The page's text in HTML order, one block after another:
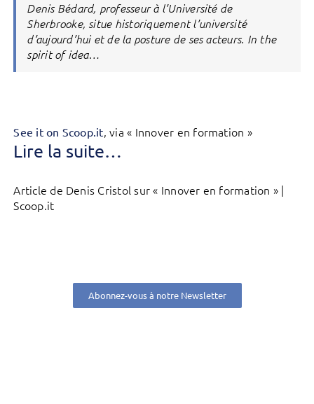
Denis Bédard, professeur à l’Université de
Sherbrooke, situe historiquement l’université
d’aujourd’hui et de la posture de ses acteurs. In the
spirit of idea…
See it on Scoop.it, via « Innover en formation »
Lire la suite…
Article de Denis Cristol sur « Innover en formation » |
Scoop.it
Abonnez-vous à notre Newsletter